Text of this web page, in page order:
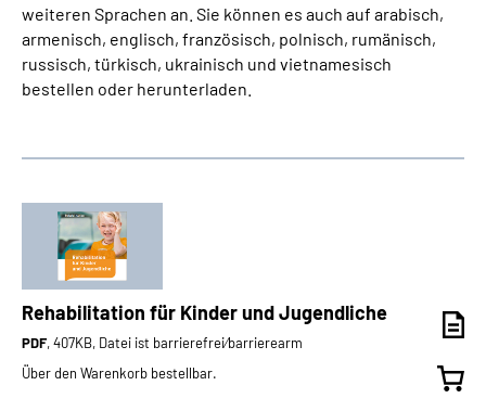
weiteren Sprachen an. Sie können es auch auf arabisch,
armenisch, englisch, französisch, polnisch, rumänisch,
russisch, türkisch, ukrainisch und vietnamesisch
bestellen oder herunterladen.
Rehabilitation für Kinder und Jugendliche
PDF, 407KB, Datei ist barrierefrei⁄barrierearm
Über den Warenkorb bestellbar.